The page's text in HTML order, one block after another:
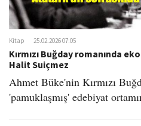
Kitap 25.02.2026 07:05
Kırmızı Buğday romanında
Halit Suiçmez
Ahmet Büke'nin Kırmızı
'pamuklaşmış' edebiyat